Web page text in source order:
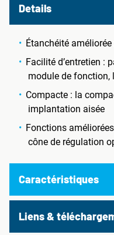
Details
Étanchéité
Facilité d’entretien :
module de fonction,
Compacte : la
implantation aisée
Fonctions
cône de régulation
Caractéristiques
Liens &